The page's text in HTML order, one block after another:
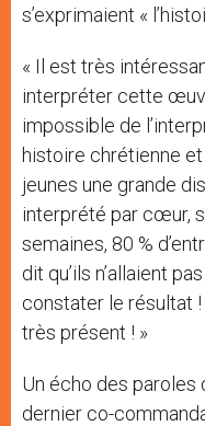
s’exprimaient «
« Il est très
interpréter cette
impossible de
histoire chrétienne et
jeunes une grande
interprété par cœur,
semaines, 80 %
dit qu’ils n’allaient
constater le résultat
très présent ! »
Un écho des paroles
dernier co-